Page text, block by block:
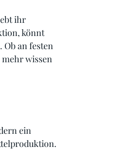
ihr
könnt
an festen
wissen
ein